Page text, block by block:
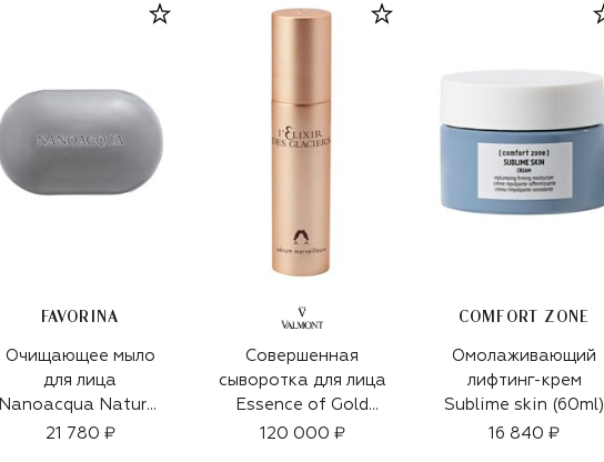
FAVORINA
Очищающее мыло
для лица
Nanoacqua Natural
Soap Day Finish
21 780 ₽
Совершенная
сыворотка для лица
Essence of Gold
Sturgeon (40ml)
120 000 ₽
COMFORT ZONE
Омолаживающий
лифтинг-крем
Sublime skin (60ml)
16 840 ₽